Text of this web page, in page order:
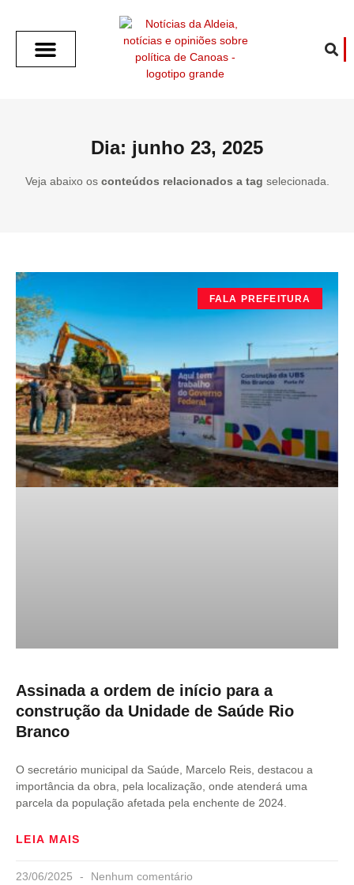
Dia: junho 23, 2025
Veja abaixo os conteúdos relacionados a tag selecionada.
FALA PREFEITURA
Assinada a ordem de início para a
construção da Unidade de Saúde Rio
Branco
O secretário municipal da Saúde, Marcelo Reis, destacou a
importância da obra, pela localização, onde atenderá uma
parcela da população afetada pela enchente de 2024.
LEIA MAIS
23/06/2025 Nenhum comentário